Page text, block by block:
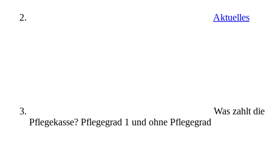
Aktuelles
Was zahlt die
Pflegekasse? Pflegegrad 1 und ohne Pflegegrad